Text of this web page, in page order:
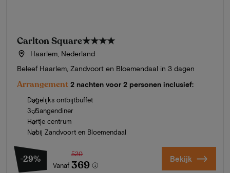
Carlton Square★★★★
Haarlem, Nederland
Beleef Haarlem, Zandvoort en Bloemendaal in 3 dagen
Arrangement 2 nachten voor 2 personen inclusief:
Dagelijks ontbijtbuffet
3-Gangendiner
Hartje centrum
Nabij Zandvoort en Bloemendaal
-29%
Vanaf
520
369 Bekijk